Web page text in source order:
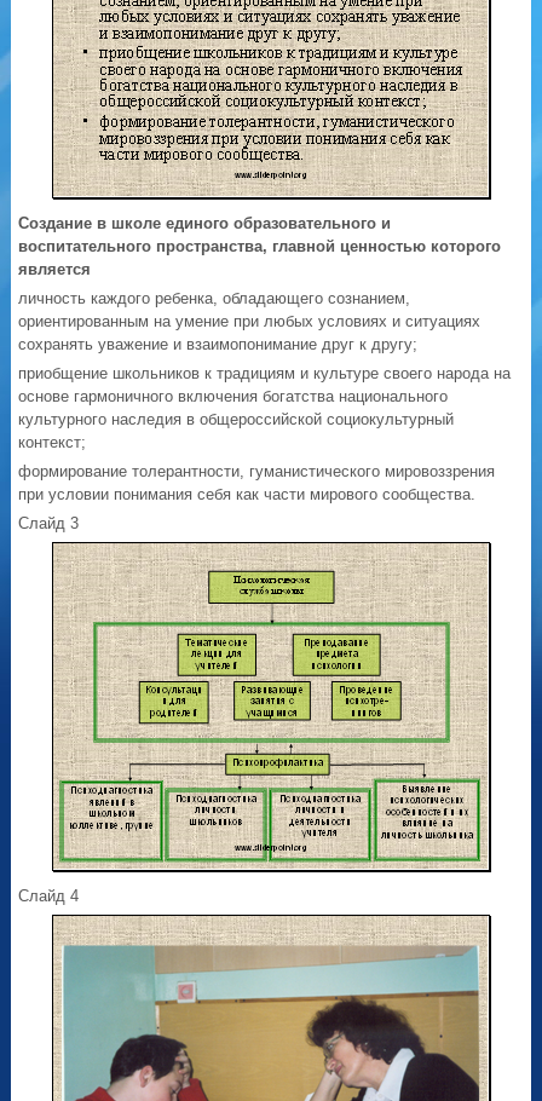
Создание в школе единого образовательного и
воспитательного пространства, главной ценностью которого
является
личность каждого ребенка, обладающего сознанием,
ориентированным на умение при любых условиях и ситуациях
сохранять уважение и взаимопонимание друг к другу;
приобщение школьников к традициям и культуре своего народа на
основе гармоничного включения богатства национального
культурного наследия в общероссийской социокультурный
контекст;
формирование толерантности, гуманистического мировоззрения
при условии понимания себя как части мирового сообщества.
Слайд 3
Слайд 4